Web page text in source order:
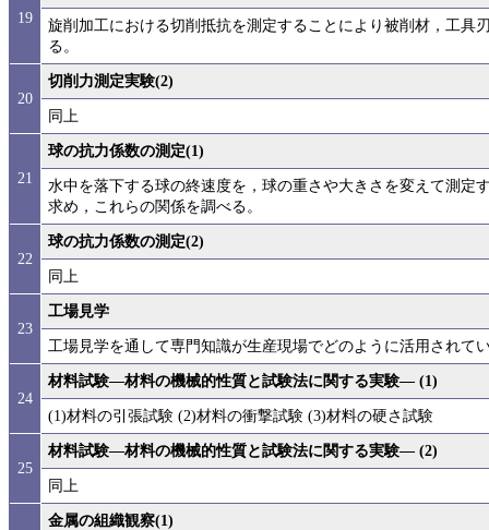
19
旋削加工における切削抵抗を測定することにより被削材，工具
る。
20
切削力測定実験(2)
同上
21
球の抗力係数の測定(1)
水中を落下する球の終速度を，球の重さや大きさを変えて測定
求め，これらの関係を調べる。
22
球の抗力係数の測定(2)
同上
23
工場見学
工場見学を通して専門知識が生産現場でどのように活用されて
24
材料試験―材料の機械的性質と試験法に関する実験― (1)
(1)材料の引張試験 (2)材料の衝撃試験 (3)材料の硬さ試験
25
材料試験―材料の機械的性質と試験法に関する実験― (2)
同上
金属の組織観察(1)